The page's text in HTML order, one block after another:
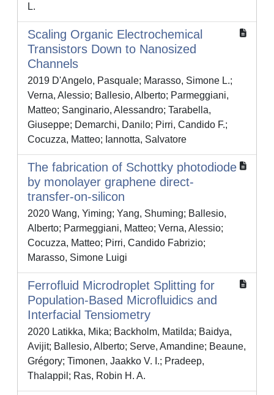
L.
Scaling Organic Electrochemical
Transistors Down to Nanosized
Channels
2019 D'Angelo, Pasquale; Marasso, Simone L.;
Verna, Alessio; Ballesio, Alberto; Parmeggiani,
Matteo; Sanginario, Alessandro; Tarabella,
Giuseppe; Demarchi, Danilo; Pirri, Candido F.;
Cocuzza, Matteo; Iannotta, Salvatore
The fabrication of Schottky photodiode
by monolayer graphene direct-
transfer-on-silicon
2020 Wang, Yiming; Yang, Shuming; Ballesio,
Alberto; Parmeggiani, Matteo; Verna, Alessio;
Cocuzza, Matteo; Pirri, Candido Fabrizio;
Marasso, Simone Luigi
Ferrofluid Microdroplet Splitting for
Population‐Based Microfluidics and
Interfacial Tensiometry
2020 Latikka, Mika; Backholm, Matilda; Baidya,
Avijit; Ballesio, Alberto; Serve, Amandine; Beaune,
Grégory; Timonen, Jaakko V. I.; Pradeep,
Thalappil; Ras, Robin H. A.